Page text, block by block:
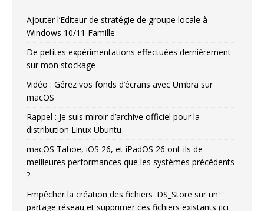
Ajouter l’Editeur de stratégie de groupe locale à
Windows 10/11 Famille
De petites expérimentations effectuées dernièrement
sur mon stockage
Vidéo : Gérez vos fonds d’écrans avec Umbra sur
macOS
Rappel : Je suis miroir d’archive officiel pour la
distribution Linux Ubuntu
macOS Tahoe, iOS 26, et iPadOS 26 ont-ils de
meilleures performances que les systèmes précédents
?
Empêcher la création des fichiers .DS_Store sur un
partage réseau et supprimer ces fichiers existants (ici